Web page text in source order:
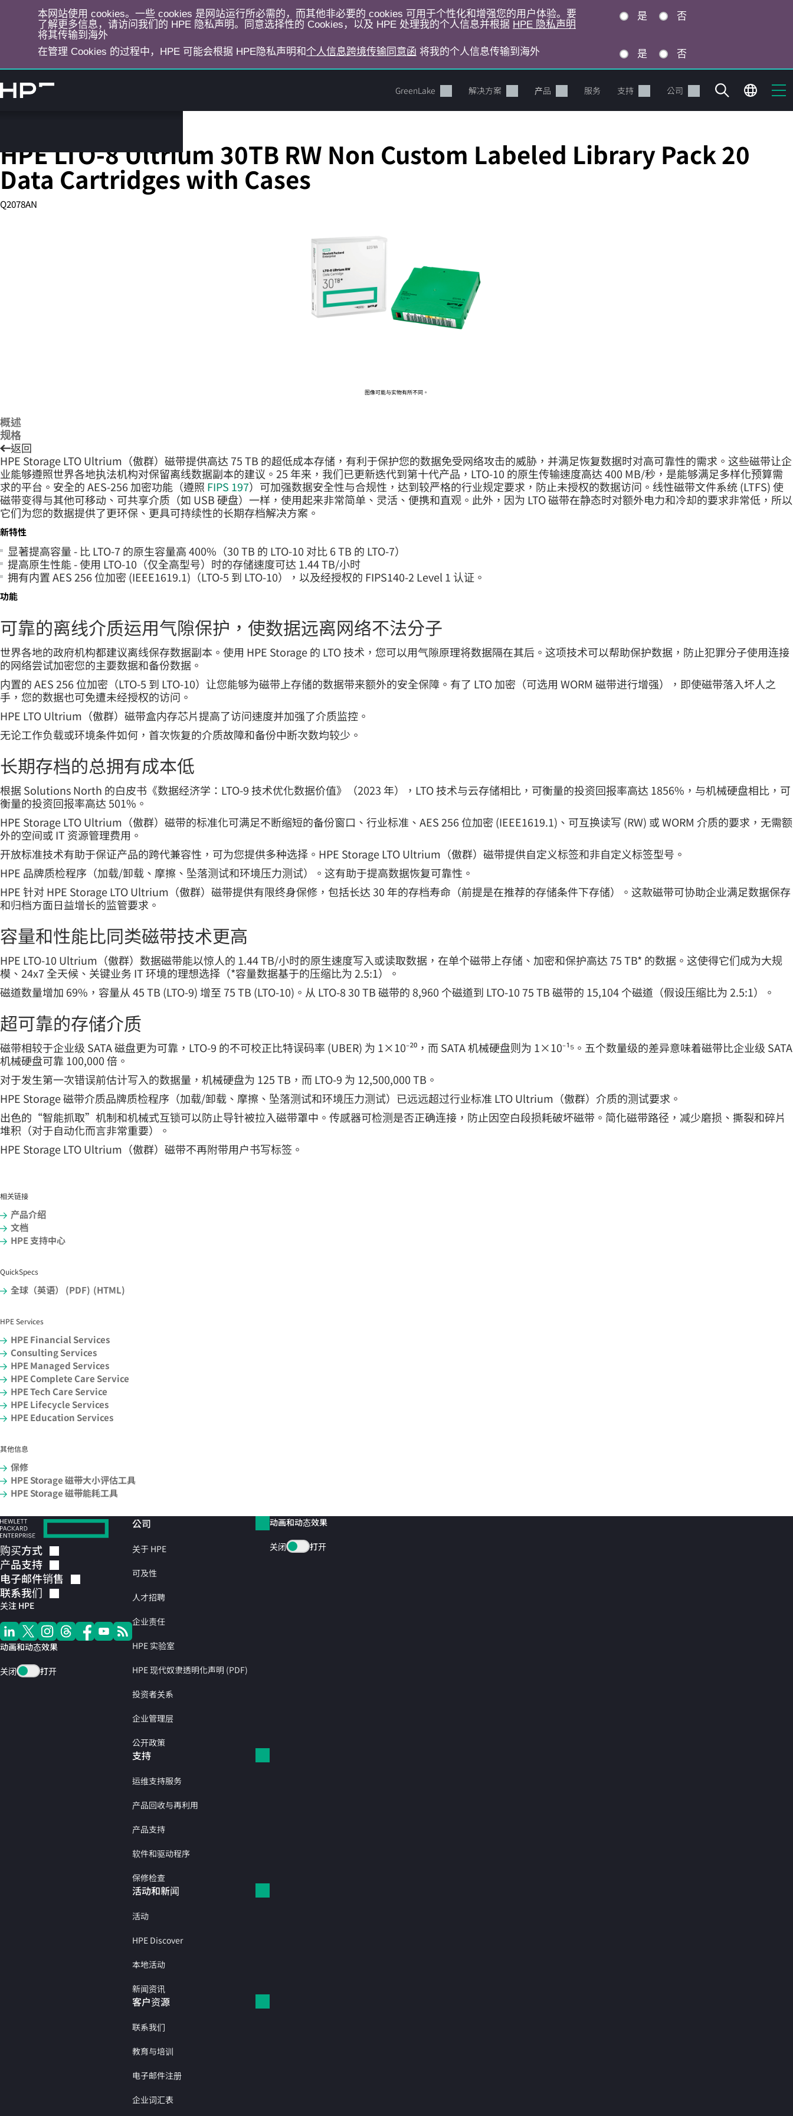
本网站使用 cookies。一些 cookies 是网站运行所必需的，而其他非必要的 cookies 可用于个性化和增强您的用户体验。要
了解更多信息，请访问我们的 HPE 隐私声明。同意选择性的 Cookies，以及 HPE 处理我的个人信息并根据 HPE 隐私声明
将其传输到海外
是 否
在管理 Cookies 的过程中，HPE 可能会根据 HPE隐私声明和 个人信息跨境传输同意函 将我的个人信息传输到海外 是 否
转
到
GreenLake 解决方案 产品 服务 支持 公司
您的购物车目前是空的
前往 HPE 商店浏览、配置和订购。
立即购买
HPE LTO-8 Ultrium 30TB RW Non Custom Labeled Library Pack 20
Data Cartridges with Cases
Q2078AN
图像可能与实物有所不同。
概述
规格
返回
HPE Storage LTO Ultrium（傲群）磁带提供高达 75 TB 的超低成本存储，有利于保护您的数据免受网络攻击的威胁，并满足恢复数据时对高可靠性的需求。这些磁带让企
业能够遵照世界各地执法机构对保留离线数据副本的建议。25 年来，我们已更新迭代到第十代产品，LTO-10 的原生传输速度高达 400 MB/秒，是能够满足多样化预算需
求的平台。安全的 AES-256 加密功能（遵照 FIPS 197）可加强数据安全性与合规性，达到较严格的行业规定要求，防止未授权的数据访问。线性磁带文件系统 (LTFS) 使
磁带变得与其他可移动、可共享介质（如 USB 硬盘）一样，使用起来非常简单、灵活、便携和直观。此外，因为 LTO 磁带在静态时对额外电力和冷却的要求非常低，所以
它们为您的数据提供了更环保、更具可持续性的长期存档解决方案。
新特性
显著提高容量 - 比 LTO-7 的原生容量高 400%（30 TB 的 LTO-10 对比 6 TB 的 LTO-7）
提高原生性能 - 使用 LTO-10（仅全高型号）时的存储速度可达 1.44 TB/小时
拥有内置 AES 256 位加密 (IEEE1619.1)（LTO-5 到 LTO-10），以及经授权的 FIPS140-2 Level 1 认证。
功能
可靠的离线介质运用气隙保护，使数据远离网络不法分子
世界各地的政府机构都建议离线保存数据副本。使用 HPE Storage 的 LTO 技术，您可以用气隙原理将数据隔在其后。这项技术可以帮助保护数据，防止犯罪分子使用连接
的网络尝试加密您的主要数据和备份数据。
内置的 AES 256 位加密（LTO-5 到 LTO-10）让您能够为磁带上存储的数据带来额外的安全保障。有了 LTO 加密（可选用 WORM 磁带进行增强），即使磁带落入坏人之
手，您的数据也可免遭未经授权的访问。
HPE LTO Ultrium（傲群）磁带盒内存芯片提高了访问速度并加强了介质监控。
无论工作负载或环境条件如何，首次恢复的介质故障和备份中断次数均较少。
长期存档的总拥有成本低
根据 Solutions North 的白皮书《数据经济学：LTO-9 技术优化数据价值》（2023 年），LTO 技术与云存储相比，可衡量的投资回报率高达 1856%，与机械硬盘相比，可
衡量的投资回报率高达 501%。
HPE Storage LTO Ultrium（傲群）磁带的标准化可满足不断缩短的备份窗口、行业标准、AES 256 位加密 (IEEE1619.1)、可互换读写 (RW) 或 WORM 介质的要求，无需额
外的空间或 IT 资源管理费用。
开放标准技术有助于保证产品的跨代兼容性，可为您提供多种选择。HPE Storage LTO Ultrium（傲群）磁带提供自定义标签和非自定义标签型号。
HPE 品牌质检程序（加载/卸载、摩擦、坠落测试和环境压力测试）。这有助于提高数据恢复可靠性。
HPE 针对 HPE Storage LTO Ultrium（傲群）磁带提供有限终身保修，包括长达 30 年的存档寿命（前提是在推荐的存储条件下存储）。这款磁带可协助企业满足数据保存
和归档方面日益增长的监管要求。
容量和性能比同类磁带技术更高
HPE LTO-10 Ultrium（傲群）数据磁带能以惊人的 1.44 TB/小时的原生速度写入或读取数据，在单个磁带上存储、加密和保护高达 75 TB* 的数据。这使得它们成为大规
模、24x7 全天候、关键业务 IT 环境的理想选择（*容量数据基于的压缩比为 2.5:1）。
磁道数量增加 69%，容量从 45 TB (LTO-9) 增至 75 TB (LTO-10)。从 LTO-8 30 TB 磁带的 8,960 个磁道到 LTO-10 75 TB 磁带的 15,104 个磁道（假设压缩比为 2.5:1）。
超可靠的存储介质
磁带相较于企业级 SATA 磁盘更为可靠，LTO-9 的不可校正比特误码率 (UBER) 为 1×10⁻²⁰，而 SATA 机械硬盘则为 1×10⁻¹⁵。五个数量级的差异意味着磁带比企业级 SATA
机械硬盘可靠 100,000 倍。
对于发生第一次错误前估计写入的数据量，机械硬盘为 125 TB，而 LTO-9 为 12,500,000 TB。
HPE Storage 磁带介质品牌质检程序（加载/卸载、摩擦、坠落测试和环境压力测试）已远远超过行业标准 LTO Ultrium（傲群）介质的测试要求。
出色的“智能抓取”机制和机械式互锁可以防止导针被拉入磁带罩中。传感器可检测是否正确连接，防止因空白段损耗破坏磁带。简化磁带路径，减少磨损、撕裂和碎片
堆积（对于自动化而言非常重要）。
HPE Storage LTO Ultrium（傲群）磁带不再附带用户书写标签。
相关链接
产品介绍
文档
HPE 支持中心
QuickSpecs
全球（英语） (PDF) (HTML)
HPE Services
HPE Financial Services
Consulting Services
HPE Managed Services
HPE Complete Care Service
HPE Tech Care Service
HPE Lifecycle Services
HPE Education Services
其他信息
保修
HPE Storage 磁带大小评估工具
HPE Storage 磁带能耗工具
购买方式
产品支持
电子邮件销售
联系我们
关注 HPE
动画和动态效果
关闭 打开
公司
关于 HPE
可及性
人才招聘
企业责任
HPE 实验室
HPE 现代奴隶透明化声明 (PDF)
投资者关系
企业管理层
公开政策
支持
运维支持服务
产品回收与再利用
产品支持
软件和驱动程序
保修检查
活动和新闻
活动
HPE Discover
本地活动
新闻资讯
客户资源
联系我们
教育与培训
电子邮件注册
企业词汇表
动画和动态效果
关闭 打开